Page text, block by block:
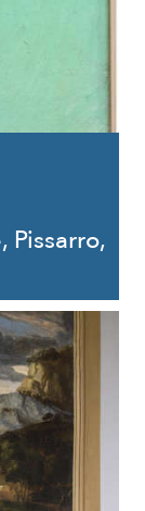
Pissarro,